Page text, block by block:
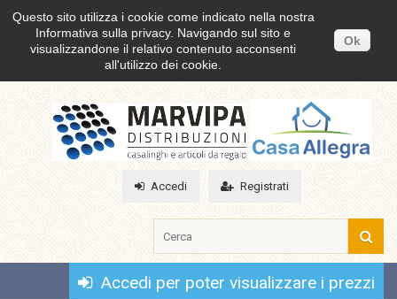
Questo sito utilizza i cookie come indicato nella nostra
Informativa sulla privacy. Navigando sul sito e
visualizzandone il relativo contenuto acconsenti
all'utilizzo dei cookie.
Ok
Accedi Registrati
Accedi per poter visualizzare i prezzi